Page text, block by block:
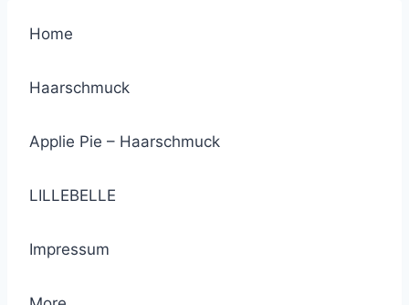
Home
Haarschmuck
Applie Pie – Haarschmuck
LILLEBELLE
Impressum